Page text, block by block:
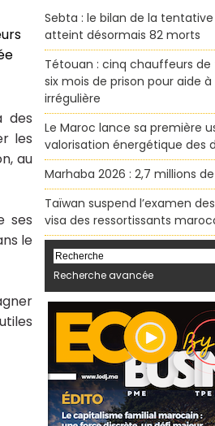
des
les
au
ses
le
Sebta : le bilan de la
atteint désormais 82 morts
Tétouan : cinq chauffeurs
six mois de prison pour aide
irrégulière
Le Maroc lance sa première
valorisation énergétique des
Marhaba 2026 : 2,7 millions
Taïwan suspend l’examen
visa des ressortissants
Recherche avancée